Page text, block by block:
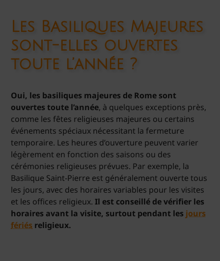
Les Basiliques Majeures
sont-elles ouvertes
toute l’année ?
Oui, les basiliques majeures de Rome sont
ouvertes toute l’année, à quelques exceptions près,
comme les fêtes religieuses majeures ou certains
événements spéciaux nécessitant la fermeture
temporaire. Les heures d’ouverture peuvent varier
légèrement en fonction des saisons ou des
cérémonies religieuses prévues. Par exemple, la
Basilique Saint-Pierre est généralement ouverte tous
les jours, avec des horaires variables pour les visites
et les offices religieux.Il est conseillé de vérifier les
horaires avant la visite, surtout pendant les jours
fériés religieux.